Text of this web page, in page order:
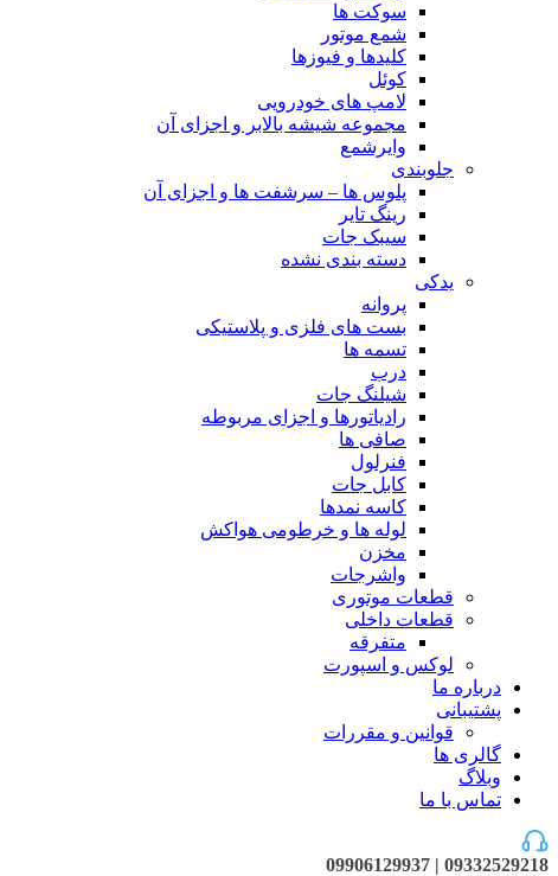
سوکت ها
شمع موتور
کلیدها و فیوزها
کوئل
لامپ های خودرویی
مجموعه شیشه بالابر و اجزای آن
وایرشمع
جلوبندی
پلوس ها – سرشفت ها و اجزای آن
رینگ تایر
سیبک جات
دسته بندی نشده
یدکی
پروانه
بست های فلزی و پلاستیکی
تسمه ها
درب
شیلنگ جات
رادیاتورها و اجزای مربوطه
صافی ها
فنرلول
کابل جات
کاسه نمدها
لوله ها و خرطومی هواکش
مخزن
واشرجات
قطعات موتوری
قطعات داخلی
متفرقه
لوکس و اسپورت
درباره ما
پشتیبانی
قوانین و مقررات
گالری ها
وبلاگ
تماس با ما
09332529218 | 09906129937